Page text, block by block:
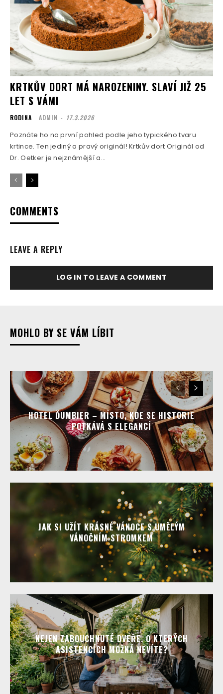
KRTKŮV DORT MÁ NAROZENINY. SLAVÍ JIŽ 25
LET S VÁMI
RODINA ADMIN - 17.3.2026
Poznáte ho na první pohled podle jeho typického tvaru
krtince. Ten jediný a pravý originál! Krtkův dort Originál od
Dr. Oetker je nejznámější a...
COMMENTS
LEAVE A REPLY
LOG IN TO LEAVE A COMMENT
MOHLO BY SE VÁM LÍBIT
HOTEL ĎUMBIER – MÍSTO, KDE SE HISTORIE
POTKÁVÁ S ELEGANCÍ
JAK SI UŽÍT KRÁSNÉ VÁNOCE S UMĚLÝM
VÁNOČNÍM STROMKEM
NEJEN ZABOUCHNUTÉ DVEŘE. O KTERÝCH
ASISTENCÍCH MOŽNÁ NEVÍTE?